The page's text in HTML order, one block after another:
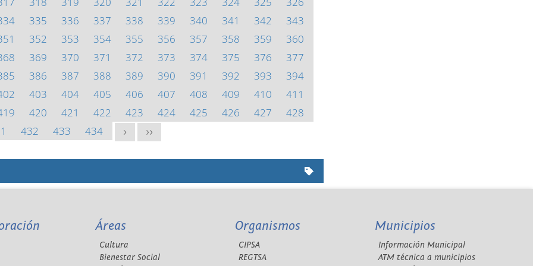
335 336 337 338 339 340 341 342
343
352 353 354 355 356 357 358 359
360
369 370 371 372 373 374 375 376
377
386 387 388 389 390 391 392 393
394
403 404 405 406 407 408 409 410
411
420 421 422 423 424 425 426 427
428
432 433 434 > >>
Áreas
Cultura
Bienestar Social
Organismos
CIPSA
REGTSA
Municipios
Información Municipal
ATM técnica a municipios